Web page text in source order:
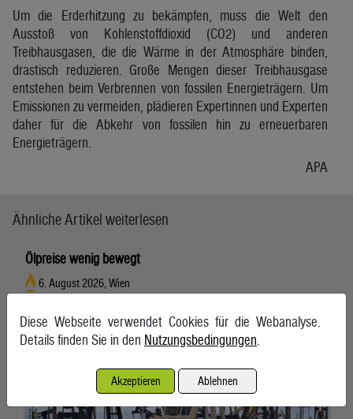
Um die Erderhitzung zu bekämpfen, muss die Welt den
Ausstoß von Kohlenstoffdioxid (CO2) und anderen
Treibhausgasen, die die Wärme in der Atmosphäre binden,
drastisch reduzieren. Große Mengen dieser Treibhausgase
entstehen beim Verbrennen von fossilen Energieträgern. Um
Emissionen zu vermeiden, plädieren Expertinnen und Experten
daher für die Abkehr von fossilen hin zu erneuerbaren
Energieträgern.
APA
Ähnliche Artikel weiterlesen
Ölpreise wenig bewegt
6. August 2026, Wien
Diese Webseite verwendet Cookies für die Webanalyse.
Details finden Sie in den Nutzungsbedingungen
Akzeptieren Ablehnen